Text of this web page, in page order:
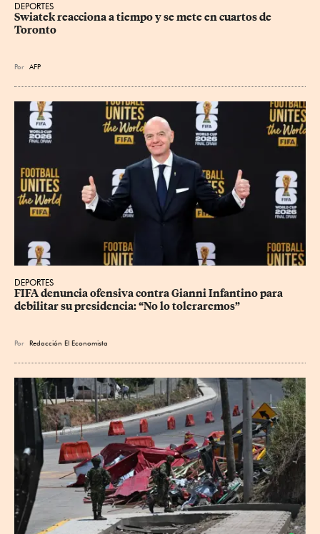
DEPORTES
Swiatek reacciona a tiempo y se mete en cuartos de
Toronto
Por AFP
DEPORTES
FIFA denuncia ofensiva contra Gianni Infantino para
debilitar su presidencia: “No lo toleraremos”
Por Redacción El Economista